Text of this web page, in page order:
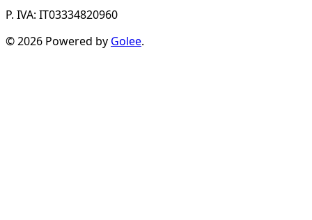
P. IVA: IT03334820960
© 2026 Powered by Golee.